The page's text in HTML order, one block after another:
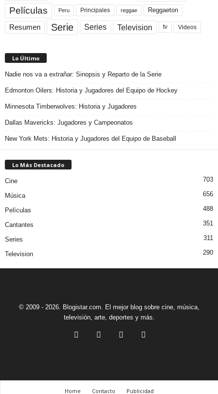
Películas Peru Principales reggae Reggaeton
Resumen Serie Series Television tv Videos
Lo Último
Nadie nos va a extrañar: Sinopsis y Reparto de la Serie
Edmonton Oilers: Historia y Jugadores del Equipo de Hockey
Minnesota Timberwolves: Historia y Jugadores
Dallas Mavericks: Jugadores y Campeonatos
New York Mets: Historia y Jugadores del Equipo de Baseball
Lo Más Destacado
Cine 703
Música 656
Películas 488
Cantantes 351
Series 311
Television 290
© 2009 - 2026. Blogistar.com. El mejor blog sobre cine, música,
televisión, arte, deportes y más.
Home Contacto Publicidad